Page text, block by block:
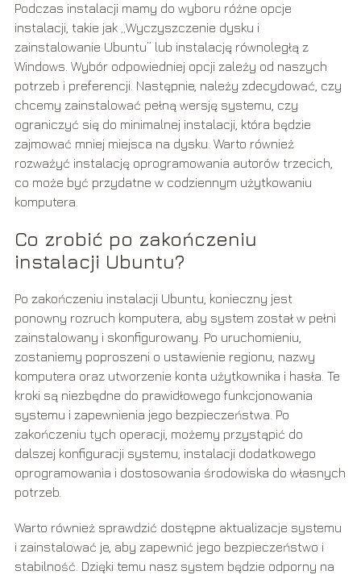
Podczas instalacji mamy do wyboru różne opcje
instalacji, takie jak „Wyczyszczenie dysku i
zainstalowanie Ubuntu” lub instalację równoległą z
Windows. Wybór odpowiedniej opcji zależy od naszych
potrzeb i preferencji. Następnie, należy zdecydować, czy
chcemy zainstalować pełną wersję systemu, czy
ograniczyć się do minimalnej instalacji, która będzie
zajmować mniej miejsca na dysku. Warto również
rozważyć instalację oprogramowania autorów trzecich,
co może być przydatne w codziennym użytkowaniu
komputera.
Co zrobić po zakończeniu
instalacji Ubuntu?
Po zakończeniu instalacji Ubuntu, konieczny jest
ponowny rozruch komputera, aby system został w pełni
zainstalowany i skonfigurowany. Po uruchomieniu,
zostaniemy poproszeni o ustawienie regionu, nazwy
komputera oraz utworzenie konta użytkownika i hasła. Te
kroki są niezbędne do prawidłowego funkcjonowania
systemu i zapewnienia jego bezpieczeństwa. Po
zakończeniu tych operacji, możemy przystąpić do
dalszej konfiguracji systemu, instalacji dodatkowego
oprogramowania i dostosowania środowiska do własnych
potrzeb.
Warto również sprawdzić dostępne aktualizacje systemu
i zainstalować je, aby zapewnić jego bezpieczeństwo i
stabilność. Dzięki temu nasz system będzie odporny na